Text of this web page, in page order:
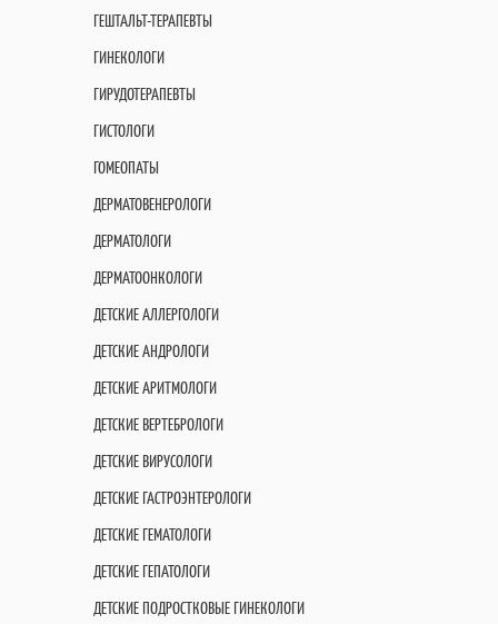
ГЕШТАЛЬТ-ТЕРАПЕВТЫ
ГИНЕКОЛОГИ
ГИРУДОТЕРАПЕВТЫ
ГИСТОЛОГИ
ГОМЕОПАТЫ
ДЕРМАТОВЕНЕРОЛОГИ
ДЕРМАТОЛОГИ
ДЕРМАТООНКОЛОГИ
ДЕТСКИЕ АЛЛЕРГОЛОГИ
ДЕТСКИЕ АНДРОЛОГИ
ДЕТСКИЕ АРИТМОЛОГИ
ДЕТСКИЕ ВЕРТЕБРОЛОГИ
ДЕТСКИЕ ВИРУСОЛОГИ
ДЕТСКИЕ ГАСТРОЭНТЕРОЛОГИ
ДЕТСКИЕ ГЕМАТОЛОГИ
ДЕТСКИЕ ГЕПАТОЛОГИ
ДЕТСКИЕ ПОДРОСТКОВЫЕ ГИНЕКОЛОГИ